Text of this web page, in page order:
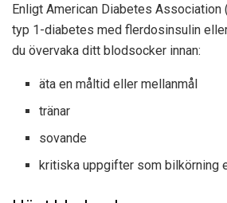
Enligt American Diabetes Association
typ 1-diabetes med flerdosinsulin
du övervaka ditt blodsocker innan:
äta en måltid eller mellanmål
tränar
sovande
kritiska uppgifter som bilkörning